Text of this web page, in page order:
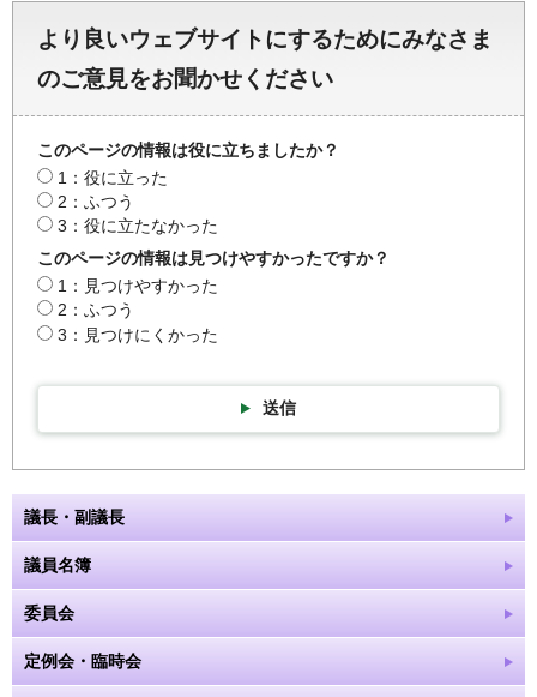
より良いウェブサイトにするためにみなさま
のご意見をお聞かせください
このページの情報は役に立ちましたか？
1：役に立った
2：ふつう
3：役に立たなかった
このページの情報は見つけやすかったですか？
1：見つけやすかった
2：ふつう
3：見つけにくかった
送信
議長・副議長
議員名簿
委員会
定例会・臨時会